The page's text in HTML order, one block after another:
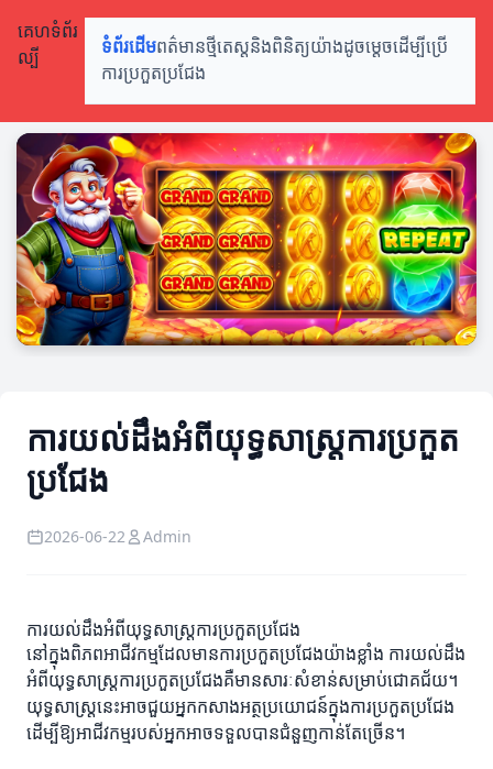
គេហទំព័រ
ល្បី
ទំព័រដើមពត៌មានថ្មីតេស្តនិងពិនិត្យយ៉ាងដូចម្តេចដើម្បីប្រើ
ការប្រកួតប្រជែង
ការយល់ដឹងអំពីយុទ្ធសាស្ត្រ​ការប្រកួត
ប្រជែង
2026-06-22 Admin
ការយល់ដឹងអំពីយុទ្ធសាស្ត្រ​ការប្រកួតប្រជែង
នៅក្នុងពិភពអាជីវកម្មដែលមានការប្រកួតប្រជែងយ៉ាងខ្លាំង ការយល់ដឹង
អំពីយុទ្ធសាស្ត្រ​ការប្រកួតប្រជែងគឺមានសារៈសំខាន់សម្រាប់ជោគជ័យ។
យុទ្ធសាស្ត្រនេះអាចជួយអ្នកកសាងអត្ថប្រយោជន៍ក្នុងការប្រកួតប្រជែង
ដើម្បីឱ្យអាជីវកម្មរបស់អ្នកអាចទទួលបានជំនួញកាន់តែច្រើន។